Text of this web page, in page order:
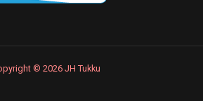
© 2026 JH Tukku